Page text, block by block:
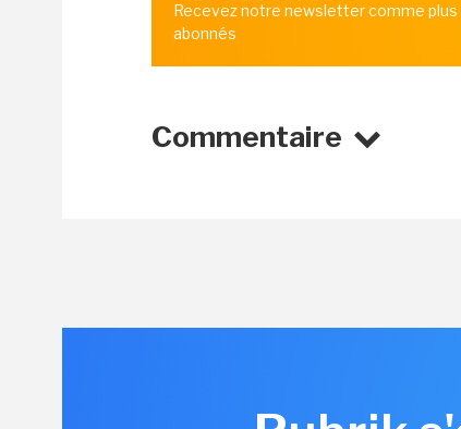
Recevez notre newsletter comme
abonnés
Commentaire